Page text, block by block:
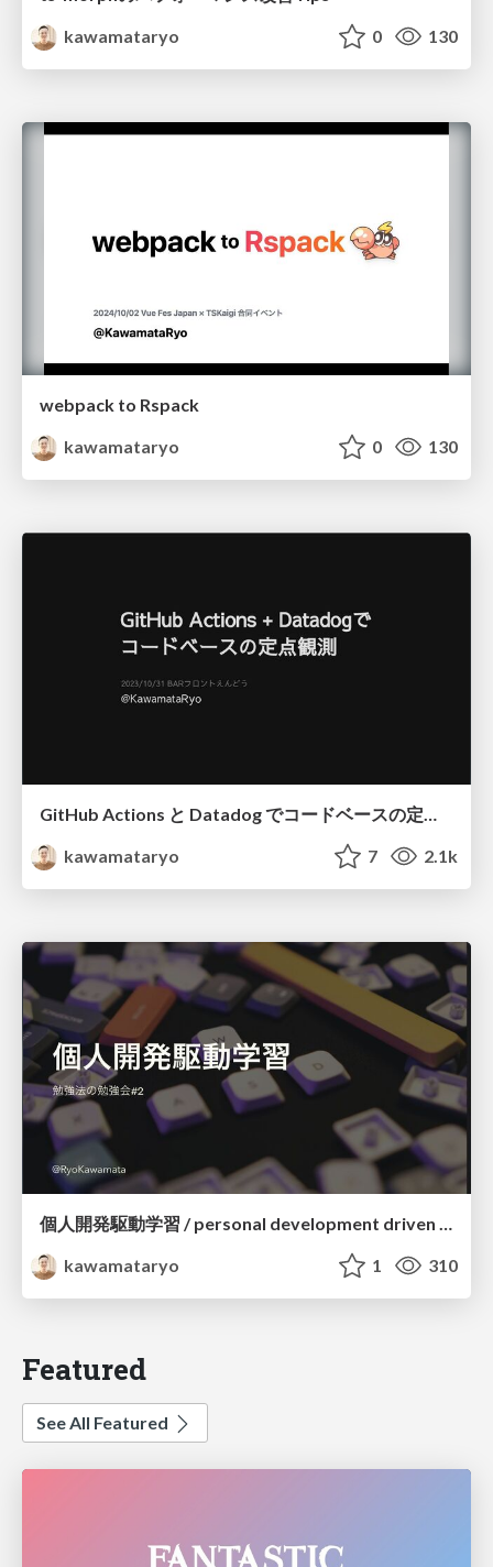
kawamataryo
0 130
webpack to Rspack
kawamataryo
0 130
GitHub Actions と Datadog でコードベースの定点観測
kawamataryo
7 2.1k
個人開発駆動学習 / personal development driven learning
kawamataryo
1 310
Featured
See All Featured